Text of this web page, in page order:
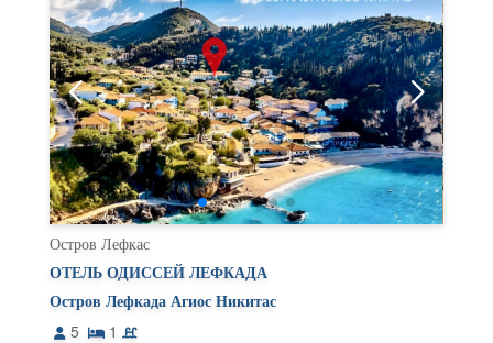
Остров Лефкас
ОТЕЛЬ ОДИССЕЙ ЛЕФКАДА
Остров Лефкада Агиос Никитас
5
1